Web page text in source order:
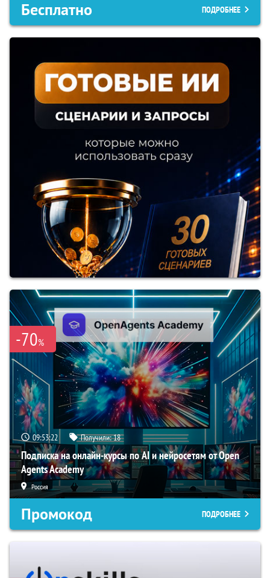
Бесплатно ПОДРОБНЕЕ
-70%
09:53:21 Получили:18
Подписка на онлайн-курсы по AI и нейросетям от Open
Agents Academy
Россия
Промокод ПОДРОБНЕЕ